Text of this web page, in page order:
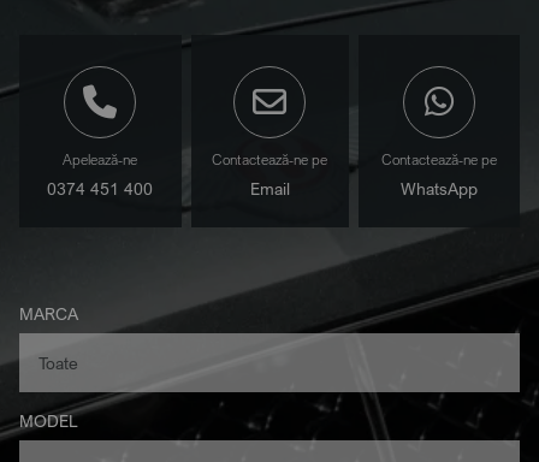
Apelează-ne
0374 451 400
Contactează-ne pe
Email
Contactează-ne pe
WhatsApp
MARCA
MODEL